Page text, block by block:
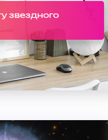
звездного